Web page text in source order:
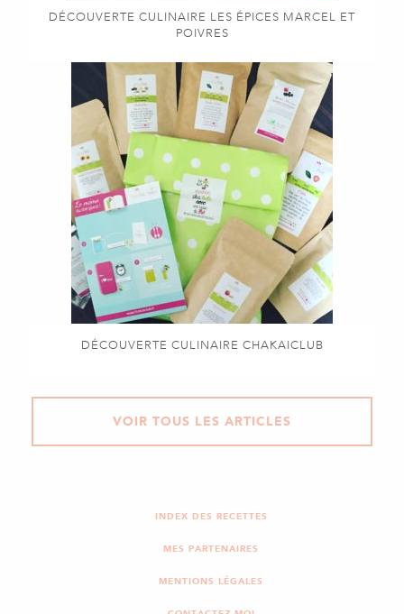
DÉCOUVERTE CULINAIRE LES ÉPICES MARCEL ET
POIVRES
DÉCOUVERTE CULINAIRE CHAKAICLUB
VOIR TOUS LES ARTICLES
INDEX DES RECETTES
MES PARTENAIRES
MENTIONS LÉGALES